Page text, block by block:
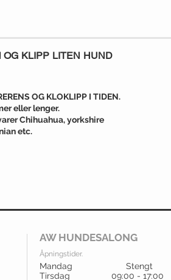
KLIPP LITEN HUND
OG KLOKLIPP I TIDEN.
eller lenger.
Chihuahua, yorkshire
etc.
AW HUNDESALONG
Åpningstider.
Mandag Stengt
Tirsdag 09:00 - 17:00